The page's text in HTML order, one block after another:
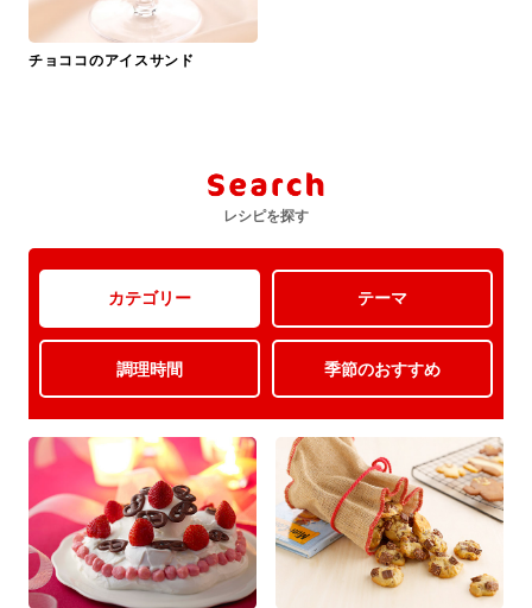
チョココのアイスサンド
レシピを探す
カテゴリー テーマ
調理時間 季節のおすすめ